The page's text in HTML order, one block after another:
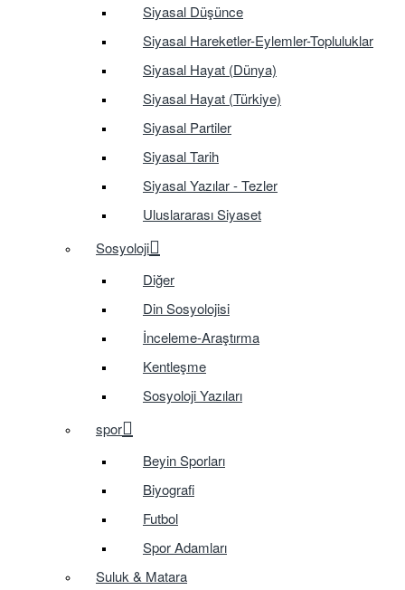
Siyasal Düşünce
Siyasal Hareketler-Eylemler-Topluluklar
Siyasal Hayat (Dünya)
Siyasal Hayat (Türkiye)
Siyasal Partiler
Siyasal Tarih
Siyasal Yazılar - Tezler
Uluslararası Siyaset
Sosyoloji
Diğer
Din Sosyolojisi
İnceleme-Araştırma
Kentleşme
Sosyoloji Yazıları
spor
Beyin Sporları
Biyografi
Futbol
Spor Adamları
Suluk & Matara